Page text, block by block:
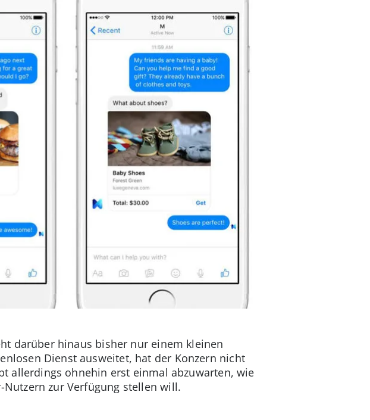
darüber hinaus bisher nur einem kleinen
Dienst ausweitet, hat der Konzern nicht
allerdings ohnehin erst einmal abzuwarten, wie
Nutzern zur Verfügung stellen will.